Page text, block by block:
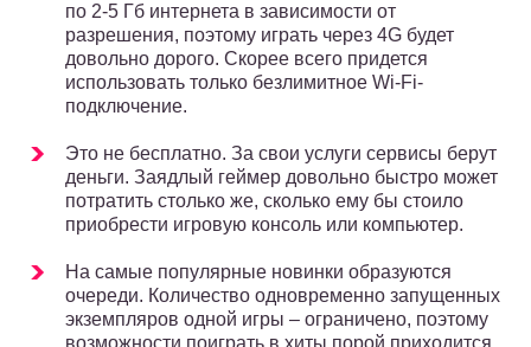
по 2-5 Гб интернета в зависимости от
разрешения, поэтому играть через 4G будет
довольно дорого. Скорее всего придется
использовать только безлимитное Wi-Fi-
подключение.
Это не бесплатно. За свои услуги сервисы берут
деньги. Заядлый геймер довольно быстро может
потратить столько же, сколько ему бы стоило
приобрести игровую консоль или компьютер.
На самые популярные новинки образуются
очереди. Количество одновременно запущенных
экземпляров одной игры – ограничено, поэтому